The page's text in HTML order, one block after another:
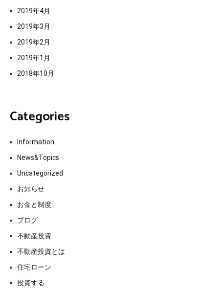
2019年4月
2019年3月
2019年2月
2019年1月
2018年10月
Categories
Information
News&Topics
Uncategorized
お知らせ
お金と制度
ブログ
不動産投資
不動産投資とは
住宅ローン
投資する